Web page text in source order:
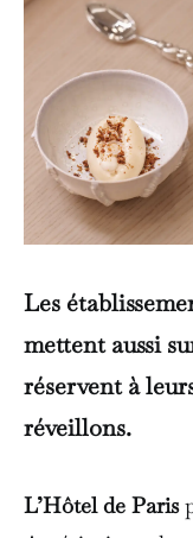
Les
mettent aussi
réservent à
réveillons.
L’Hôtel de Paris